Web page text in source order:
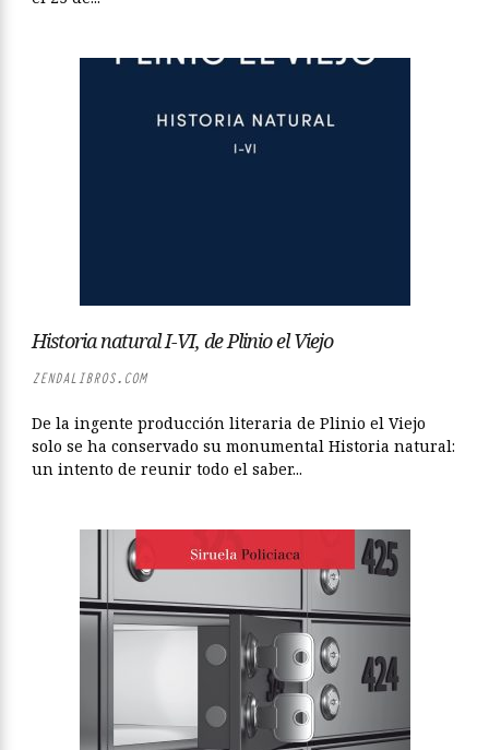
Historia natural I-VI, de Plinio el Viejo
ZENDALIBROS.COM
De la ingente producción literaria de Plinio el Viejo
solo se ha conservado su monumental Historia natural:
un intento de reunir todo el saber...